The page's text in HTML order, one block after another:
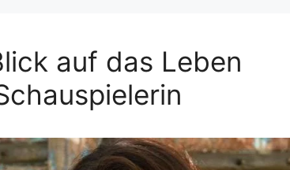
auf das Leben